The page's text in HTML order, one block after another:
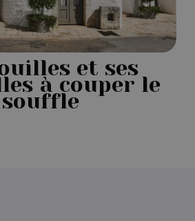
et ses
à couper le
souffle